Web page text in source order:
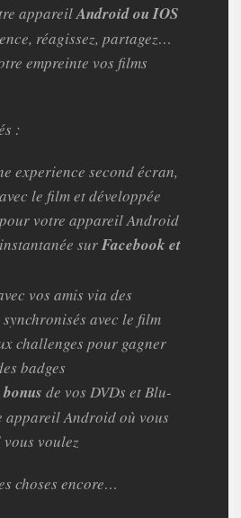
appareilAndroid ou IOS
réagissez, partagez…
empreinte vos films
:
experience second écran,
le film et développée
votre appareil Android
surFacebook et
vos amis via des
avec le film
challenges pour gagner
badges
bonus de vos DVDs et Blu-
appareil Android où vous
voulez
choses encore…